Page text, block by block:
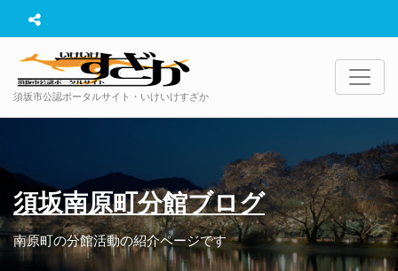
須坂市公認ポータルサイト・いけいけすざか
須坂南原町分館ブログ
南原町の分館活動の紹介ページです